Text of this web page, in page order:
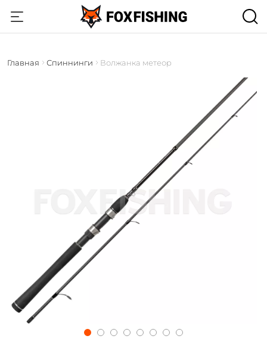
Главная Спиннинги Волжанка метеор